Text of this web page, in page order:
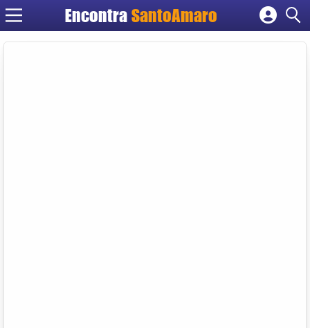
Encontra SantoAmaro
Cadastrar empresa